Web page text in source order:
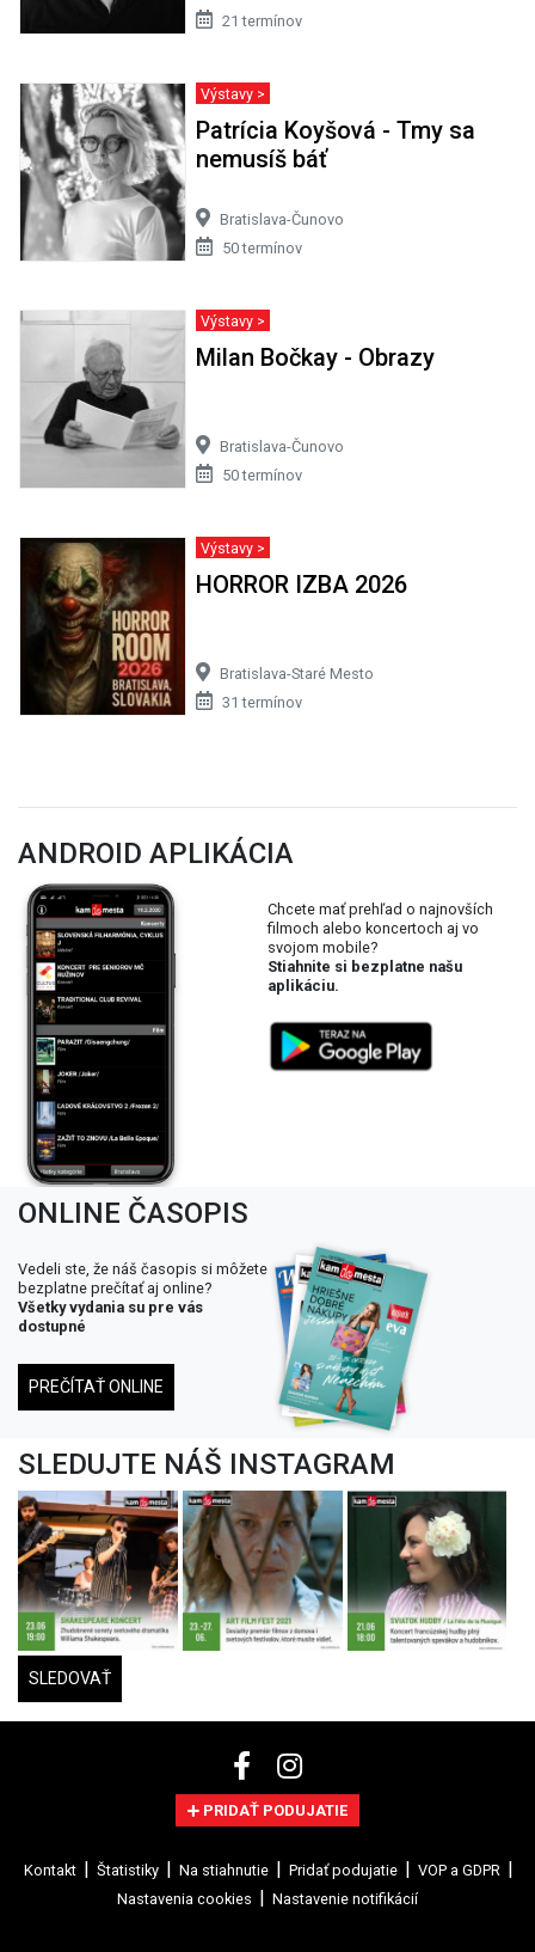
21 termínov
Výstavy >
Patrícia Koyšová - Tmy sa
nemusíš báť
Bratislava-Čunovo
50 termínov
Výstavy >
Milan Bočkay - Obrazy
Bratislava-Čunovo
50 termínov
Výstavy >
HORROR IZBA 2026
Bratislava-Staré Mesto
31 termínov
ANDROID APLIKÁCIA
Chcete mať prehľad o najnovších
filmoch alebo koncertoch aj vo
svojom mobile?
Stiahnite si bezplatne našu
aplikáciu.
ONLINE ČASOPIS
Vedeli ste, že náš časopis si môžete
bezplatne prečítať aj online?
Všetky vydania su pre vás
dostupné
PREČÍTAŤ ONLINE
SLEDUJTE NÁŠ INSTAGRAM
SLEDOVAŤ
PRIDAŤ PODUJATIE
Kontakt Štatistiky Na stiahnutie Pridať podujatie
VOP a GDPR
Nastavenia cookies
Nastavenie notifikácií